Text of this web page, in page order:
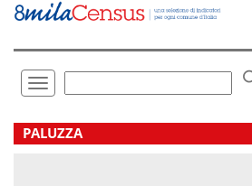
Vai
direttamente
Toggle
navigation
.
PALUZZA